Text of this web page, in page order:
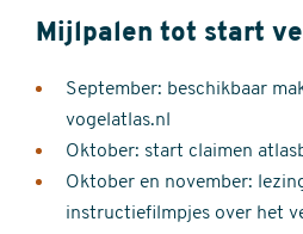
Mijlpalen tot start
September: beschikbaar
vogelatlas.nl
Oktober: start claimen
Oktober en november:
instructiefilmpjes over het